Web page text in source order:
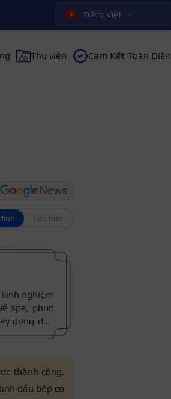
Tiếng Việt
Thư viện Cam Kết Toàn Diện
Lớn hơn
nghiệm
spa, phun
dựng dựa
đồng thời
thành công.
đầu bếp có